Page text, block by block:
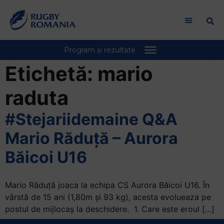
Etichetă: mario
raduta
#Stejariidemaine Q&A
Mario Răduță – Aurora
Băicoi U16
Mario Răduță joaca la echipa CS Aurora Băicoi U16. În
vârstă de 15 ani (1,80m și 93 kg), acesta evolueaza pe
postul de mijlocaș la deschidere. 1. Care este eroul […]